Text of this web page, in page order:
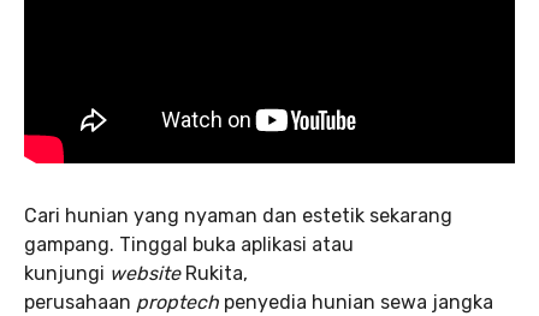
Cari hunian yang nyaman dan estetik sekarang
gampang. Tinggal buka aplikasi atau
kunjungi websiteRukita,
perusahaan proptech penyedia hunian sewa jangka